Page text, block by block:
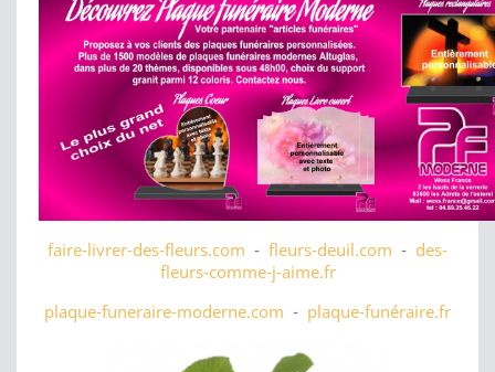
faire-livrer-des-fleurs.com - fleurs-deuil.com - des-
fleurs-comme-j-aime.fr
plaque-funeraire-moderne.com - plaque-funéraire.fr